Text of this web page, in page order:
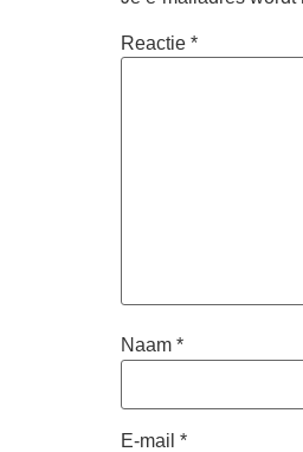
Reactie *
Naam *
E-mail *